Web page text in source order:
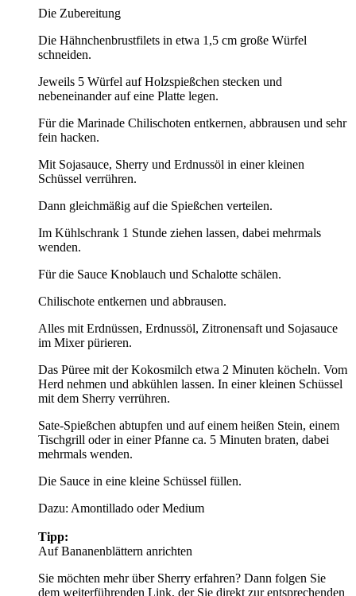
Die Zubereitung
Die Hähnchenbrustfilets in etwa 1,5 cm große Würfel
schneiden.
Jeweils 5 Würfel auf Holzspießchen stecken und
nebeneinander auf eine Platte legen.
Für die Marinade Chilischoten entkernen, abbrausen und sehr
fein hacken.
Mit Sojasauce, Sherry und Erdnussöl in einer kleinen
Schüssel verrühren.
Dann gleichmäßig auf die Spießchen verteilen.
Im Kühlschrank 1 Stunde ziehen lassen, dabei mehrmals
wenden.
Für die Sauce Knoblauch und Schalotte schälen.
Chilischote entkernen und abbrausen.
Alles mit Erdnüssen, Erdnussöl, Zitronensaft und Sojasauce
im Mixer pürieren.
Das Püree mit der Kokosmilch etwa 2 Minuten köcheln. Vom
Herd nehmen und abkühlen lassen. In einer kleinen Schüssel
mit dem Sherry verrühren.
Sate-Spießchen abtupfen und auf einem heißen Stein, einem
Tischgrill oder in einer Pfanne ca. 5 Minuten braten, dabei
mehrmals wenden.
Die Sauce in eine kleine Schüssel füllen.
Dazu: Amontillado oder Medium
Tipp:
Auf Bananenblättern anrichten
Sie möchten mehr über Sherry erfahren? Dann folgen Sie
dem weiterführenden Link, der Sie direkt zur entsprechenden